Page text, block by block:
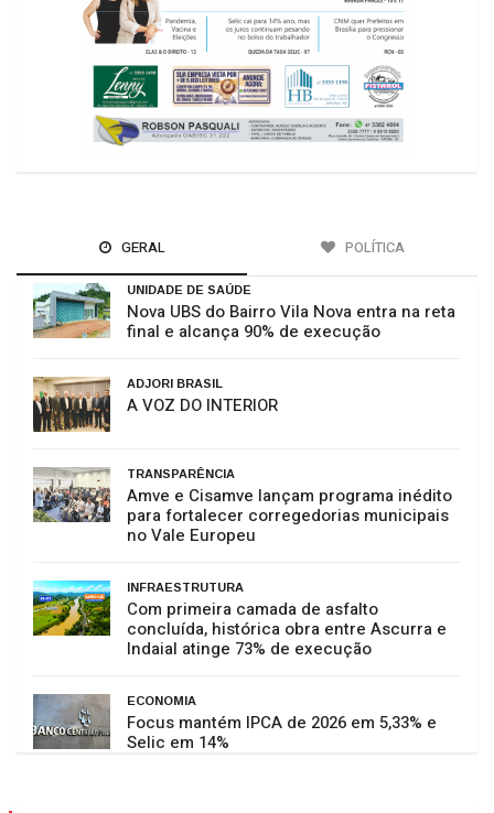
GERAL POLÍTICA
UNIDADE DE SAÚDE
Nova UBS do Bairro Vila Nova entra na reta
final e alcança 90% de execução
ADJORI BRASIL
A VOZ DO INTERIOR
TRANSPARÊNCIA
Amve e Cisamve lançam programa inédito
para fortalecer corregedorias municipais
no Vale Europeu
INFRAESTRUTURA
Com primeira camada de asfalto
concluída, histórica obra entre Ascurra e
Indaial atinge 73% de execução
ECONOMIA
Focus mantém IPCA de 2026 em 5,33% e
Selic em 14%